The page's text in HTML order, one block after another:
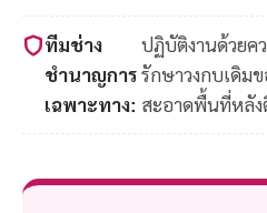
ทีมช่าง
ชำนาญการ
เฉพาะทาง:
ปฏิบัติงานด้วยค
รักษาวงกบเดิม
สะอาดพื้นที่หลัง